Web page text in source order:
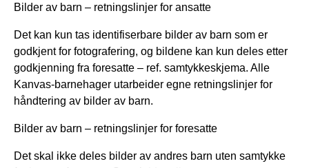
Bilder av barn – retningslinjer for ansatte
Det kan kun tas identifiserbare bilder av barn som er
godkjent for fotografering, og bildene kan kun deles etter
godkjenning fra foresatte – ref. samtykkeskjema. Alle
Kanvas-barnehager utarbeider egne retningslinjer for
håndtering av bilder av barn.
Bilder av barn – retningslinjer for foresatte
Det skal ikke deles bilder av andres barn uten samtykke